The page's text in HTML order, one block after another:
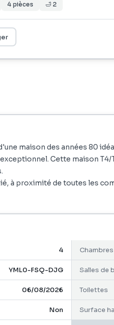
4 pièces 🛁 2
maison des années 80
Cette maison
à proximité de toutes les
votre quotidien et offrant un
à profiter de moments
et à la convivialité.
de vivre dans une
avec appartements)
atmosphère accueillante et
4 Chambres
YML0-FSQ-DJG Salles de
06/08/2026 Toilettes
Non Surface